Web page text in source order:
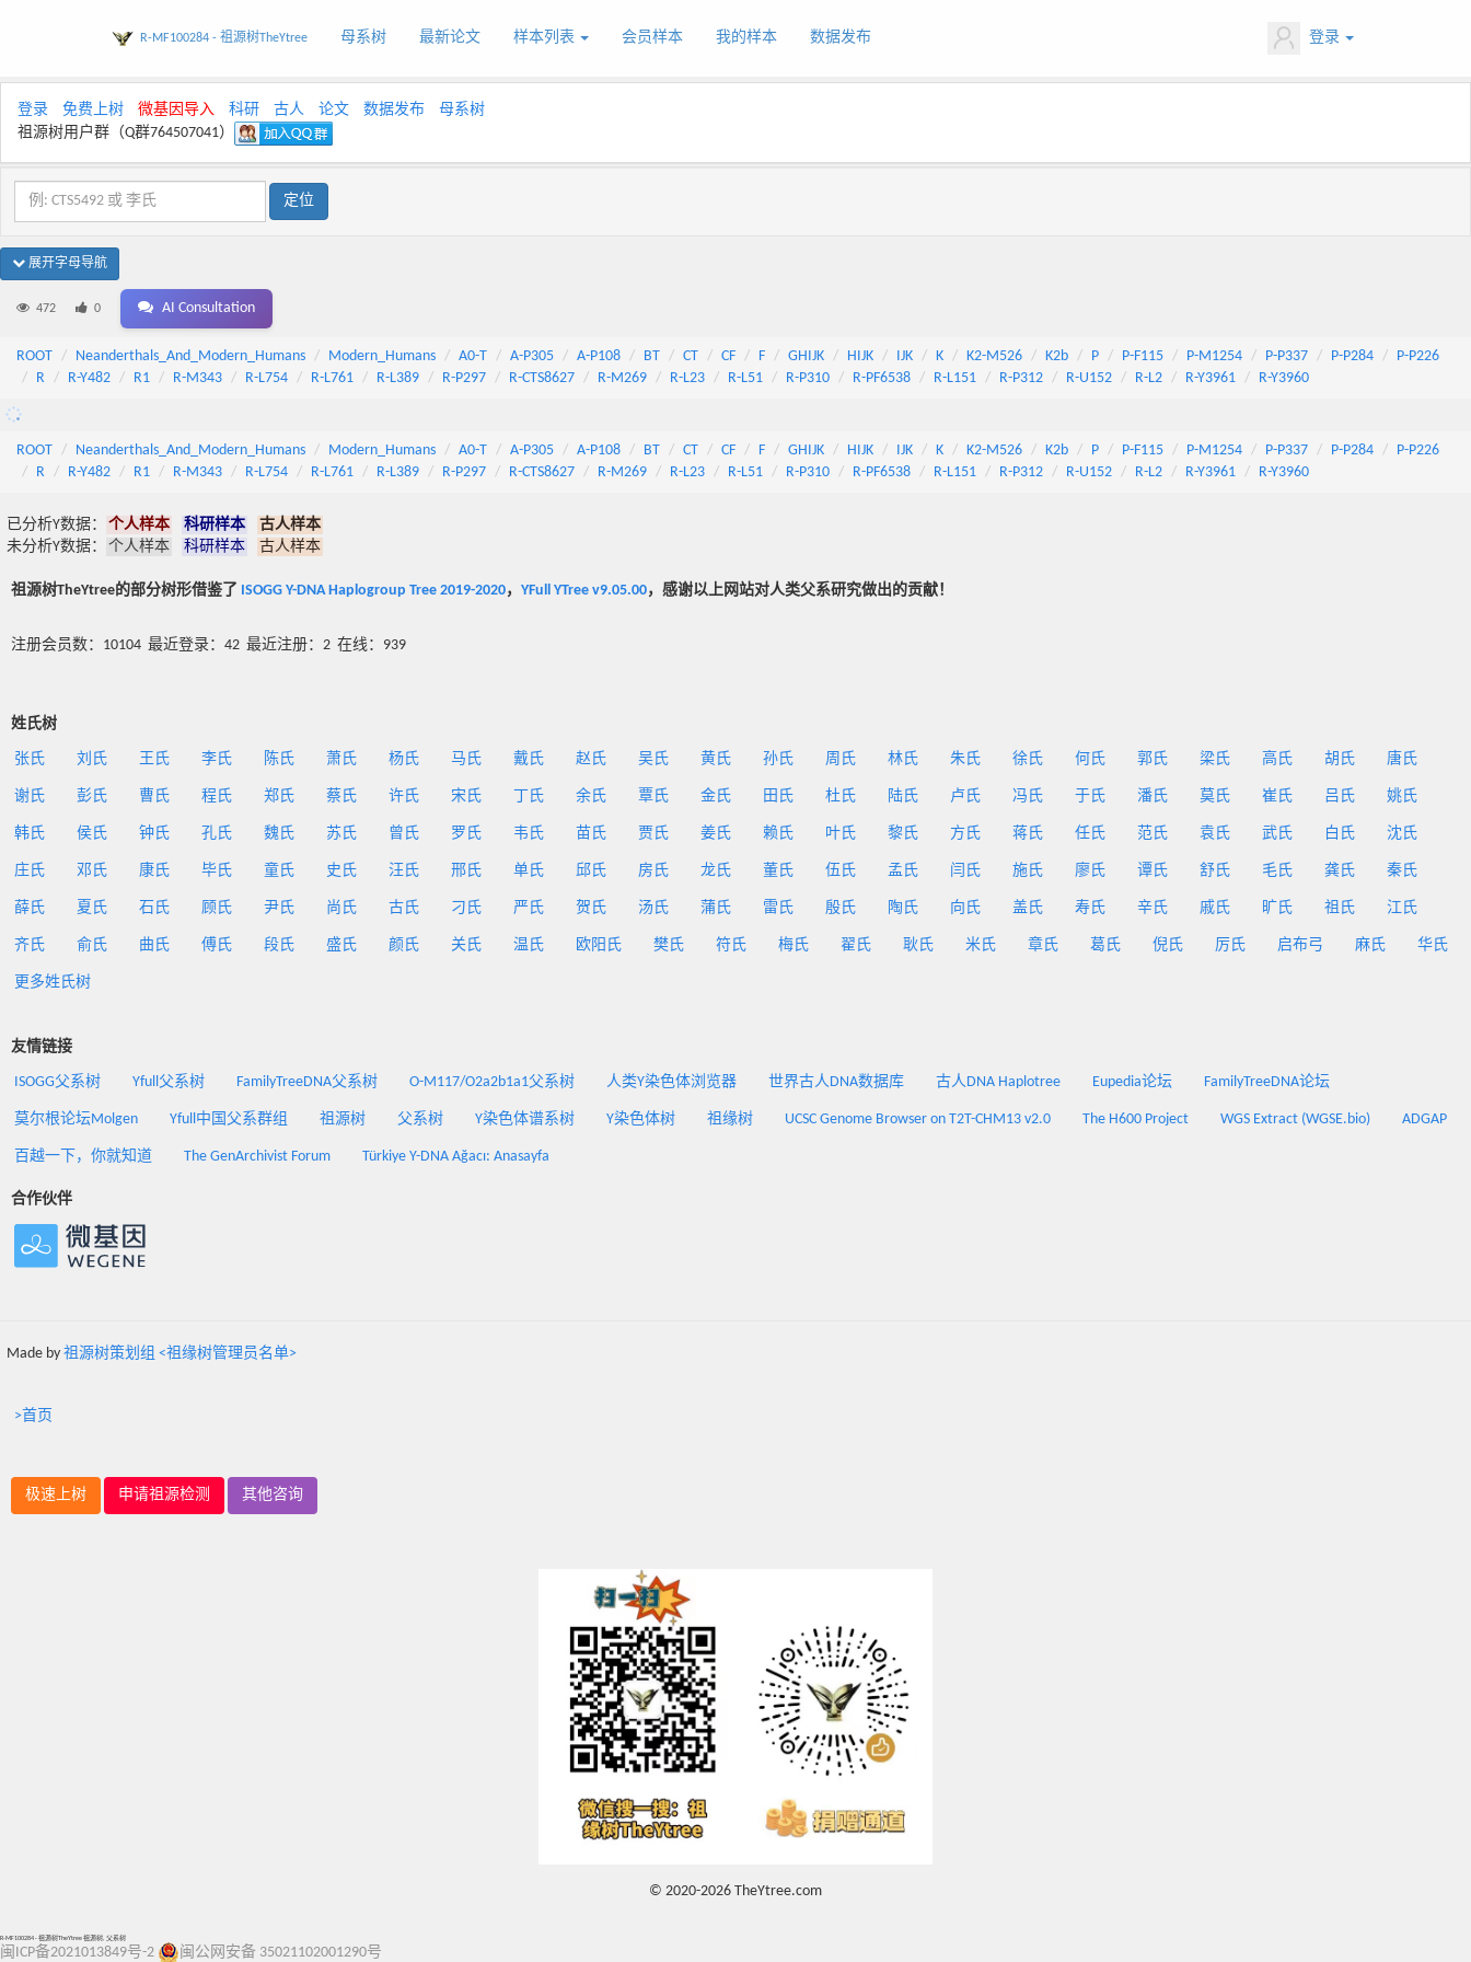
R-MF100284 - 祖源树TheYtree 母系树 最新论文 样本列表 会员样本 我的样本 数据发布 登录
登录 免费上树 微基因导入 科研 古人 论文 数据发布
母系树
祖源树用户群（Q群764507041）
展开字母导航
472 0 AI Consultation
ROOT Neanderthals_And_Modern_Humans Modern_Humans A0-T A-P305 A-P108 BT CT CF F GHIJK HIJK IJK K K2-M526 K2b P P-F115 P-M1254 P-P337 P-P284
P-P226
R
R-Y482 R1 R-M343 R-L754 R-L761 R-L389 R-P297 R-CTS8627 R-M269 R-L23 R-L51 R-P310 R-PF6538 R-L151 R-P312 R-U152 R-L2 R-Y3961 R-Y3960
ROOT Neanderthals_And_Modern_Humans Modern_Humans A0-T A-P305 A-P108 BT CT CF F GHIJK HIJK IJK K K2-M526 K2b P P-F115 P-M1254 P-P337 P-P284
P-P226
R
R-Y482 R1 R-M343 R-L754 R-L761 R-L389 R-P297 R-CTS8627 R-M269 R-L23 R-L51 R-P310 R-PF6538 R-L151 R-P312 R-U152 R-L2 R-Y3961 R-Y3960
已分析Y数据： 个人样本 科研样本
古人样本
未分析Y数据：
个人样本 科研样本 古人样本
祖源树TheYtree的部分树形借鉴了 ISOGG Y-DNA Haplogroup Tree 2019-2020， YFull YTree v9.05.00，感谢以上网站对人类父系研究做出的贡献！
注册会员数：10104 最近登录：42 最近注册：2 在线：939
姓氏树
张氏 刘氏 王氏 李氏 陈氏 萧氏 杨氏 马氏 戴氏 赵氏 吴氏 黄氏 孙氏 周氏 林氏 朱氏 徐氏 何氏 郭氏 梁氏 高氏 胡氏 唐氏
谢氏 彭氏 曹氏 程氏 郑氏 蔡氏 许氏 宋氏 丁氏 余氏 覃氏 金氏 田氏 杜氏 陆氏 卢氏 冯氏 于氏 潘氏 莫氏 崔氏 吕氏 姚氏
韩氏 侯氏 钟氏 孔氏 魏氏 苏氏 曾氏 罗氏 韦氏 苗氏 贾氏 姜氏 赖氏 叶氏 黎氏 方氏 蒋氏 任氏 范氏 袁氏 武氏 白氏 沈氏
庄氏 邓氏 康氏 毕氏 童氏 史氏 汪氏 邢氏 单氏 邱氏 房氏 龙氏 董氏 伍氏 孟氏 闫氏 施氏 廖氏 谭氏 舒氏 毛氏 龚氏 秦氏
薛氏 夏氏 石氏 顾氏 尹氏 尚氏 古氏 刁氏 严氏 贺氏 汤氏 蒲氏 雷氏 殷氏 陶氏 向氏 盖氏 寿氏 辛氏 戚氏 旷氏 祖氏 江氏
齐氏 俞氏 曲氏 傅氏 段氏 盛氏 颜氏 关氏 温氏 欧阳氏 樊氏 符氏 梅氏 翟氏 耿氏 米氏 章氏 葛氏 倪氏 厉氏 启布弓 麻氏 华氏
更多姓氏树
友情链接
ISOGG父系树 Yfull父系树 FamilyTreeDNA父系树 O-M117/O2a2b1a1父系树 人类Y染色体浏览器 世界古人DNA数据库 古人DNA Haplotree Eupedia论坛 FamilyTreeDNA论坛
莫尔根论坛Molgen Yfull中国父系群组 祖源树 父系树 Y染色体谱系树 Y染色体树 祖缘树 UCSC Genome Browser on T2T-CHM13 v2.0 The H600 Project WGS Extract (WGSE.bio) ADGAP
百越一下，你就知道 The GenArchivist Forum Türkiye Y-DNA Ağacı: Anasayfa
合作伙伴
Made by 祖源树策划组 <祖缘树管理员名单>
>首页
极速上树 申请祖源检测 其他咨询
© 2020-2026 TheYtree.com
R-MF100284 - 祖源树TheYtree 祖源树, 父系树
闽ICP备2021013849号-2 闽公网安备 35021102001290号